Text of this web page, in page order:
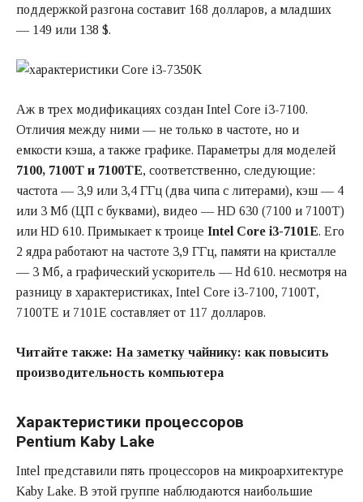
поддержкой разгона составит 168 долларов, а младших
— 149 или 138 $.
Аж в трех модификациях создан Intel Core i3-7100.
Отличия между ними — не только в частоте, но и
емкости кэша, а также графике. Параметры для моделей
7100, 7100T и 7100TE, соответственно, следующие:
частота — 3,9 или 3,4 ГГц (два чипа с литерами), кэш — 4
или 3 Мб (ЦП с буквами), видео — HD 630 (7100 и 7100T)
или HD 610. Примыкает к троице Intel Core i3-7101E. Его
2 ядра работают на частоте 3,9 ГГц, памяти на кристалле
— 3 Мб, а графический ускоритель — Hd 610. несмотря на
разницу в характеристиках, Intel Core i3-7100, 7100Т,
7100ТЕ и 7101Е составляет от 117 долларов.
Читайте также: На заметку чайнику: как повысить
производительность компьютера
Характеристики процессоров
Pentium Kaby Lake
Intel представили пять процессоров на микроархитектуре
Kaby Lake. В этой группе наблюдаются наибольшие